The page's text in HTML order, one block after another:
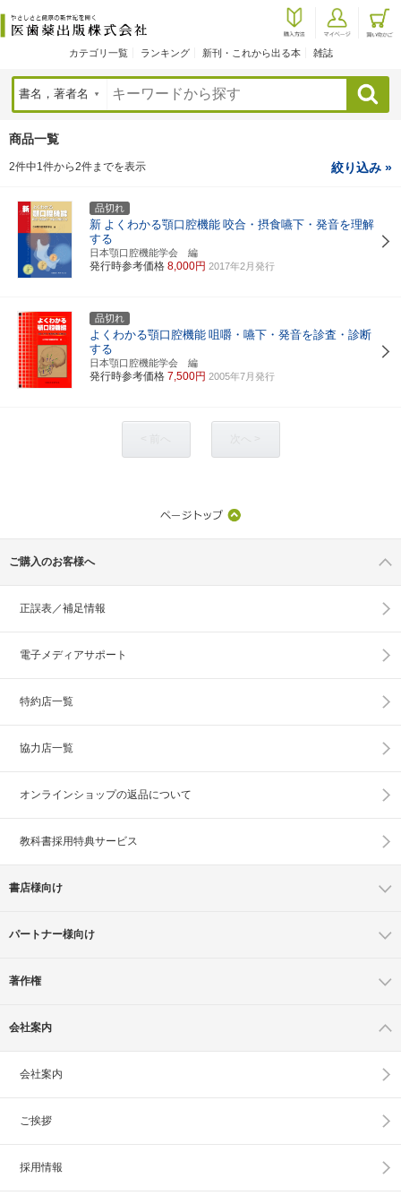
カテゴリ一覧 ランキング 新刊・これから出る本 雑誌
検索
商品一覧
2件中1件から2件までを表示 絞り込み »
品切れ
新 よくわかる顎口腔機能 咬合・摂食嚥下・発音を理解
する
日本顎口腔機能学会 編
発行時参考価格 8,000円 2017年2月発行
品切れ
よくわかる顎口腔機能 咀嚼・嚥下・発音を診査・診断
する
日本顎口腔機能学会 編
発行時参考価格 7,500円 2005年7月発行
ご購入のお客様へ
正誤表／補足情報
電子メディアサポート
特約店一覧
協力店一覧
オンラインショップの返品について
教科書採用特典サービス
書店様向け
パートナー様向け
著作権
会社案内
会社案内
ご挨拶
採用情報